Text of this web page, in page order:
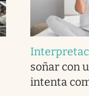
soñar con
intenta